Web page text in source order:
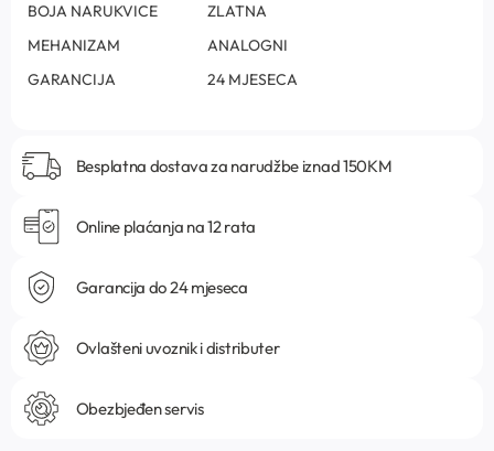
BOJA NARUKVICE
ZLATNA
MEHANIZAM
ANALOGNI
GARANCIJA
24 MJESECA
Besplatna dostava za narudžbe iznad 150KM
Online plaćanja na 12 rata
Garancija do 24 mjeseca
Ovlašteni uvoznik i distributer
Obezbjeđen servis